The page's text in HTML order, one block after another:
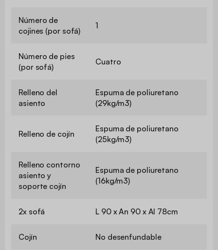
Número de
cojines (por sofá)
1
Número de pies
(por sofá)
Cuatro
Relleno del
asiento
Espuma de poliuretano
(29kg/m3)
Relleno de cojín
Espuma de poliuretano
(25kg/m3)
Relleno contorno
asiento y
soporte cojín
Espuma de poliuretano
(16kg/m3)
2x sofá L 90 x An 90 x Al 78cm
Cojín No desenfundable